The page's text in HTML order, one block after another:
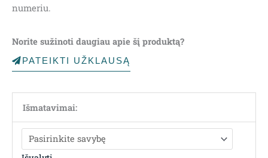
numeriu.
Norite sužinoti daugiau apie šį produktą?
PATEIKTI UŽKLAUSĄ
Išmatavimai: